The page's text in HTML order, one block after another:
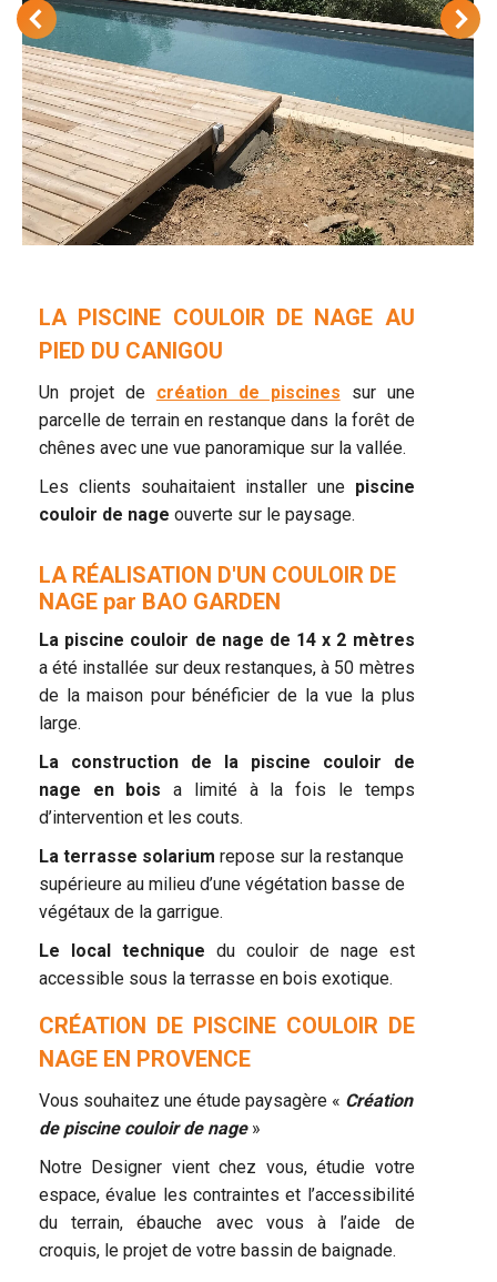
LA PISCINE COULOIR DE NAGE AU
PIED DU CANIGOU
Un projet de création de piscines sur une
parcelle de terrain en restanque dans la forêt de
chênes avec une vue panoramique sur la vallée.
Les clients souhaitaient installer une piscine
couloir de nage ouverte sur le paysage.
LA RÉALISATION D'UN COULOIR DE
NAGE par BAO GARDEN
La piscine couloir de nage de 14 x 2 mètres
a été installée sur deux restanques, à 50 mètres
de la maison pour bénéficier de la vue la plus
large.
La construction de la piscine couloir de
nage en bois a limité à la fois le temps
d’intervention et les couts.
La terrasse solarium repose sur la restanque
supérieure au milieu d’une végétation basse de
végétaux de la garrigue.
Le local technique du couloir de nage est
accessible sous la terrasse en bois exotique.
CRÉATION DE PISCINE COULOIR DE
NAGE EN PROVENCE
Vous souhaitez une étude paysagère « Création
de piscine couloir de nage»
Notre Designer vient chez vous, étudie votre
espace, évalue les contraintes et l’accessibilité
du terrain, ébauche avec vous à l’aide de
croquis, le projet de votre bassin de baignade.